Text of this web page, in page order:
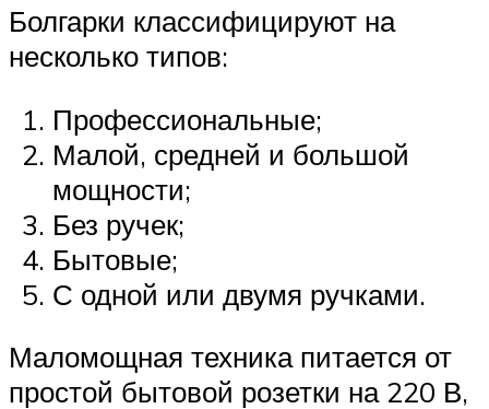
Болгарки классифицируют на
несколько типов:
Профессиональные;
Малой, средней и большой
мощности;
Без ручек;
Бытовые;
С одной или двумя ручками.
Маломощная техника питается от
простой бытовой розетки на 220 В,